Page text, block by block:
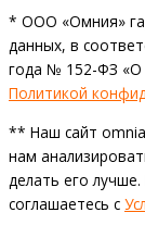
* ООО «Омния»
данных, в
года № 152-ФЗ «О
Политикой
** Наш сайт
нам
делать его
соглашаетесь с